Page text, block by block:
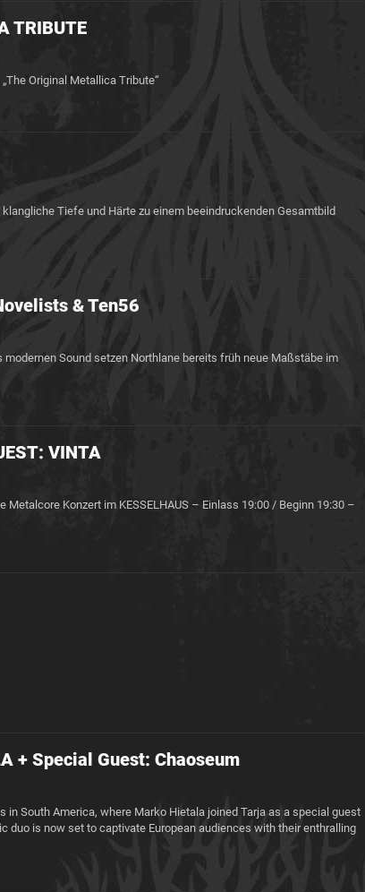
TRIBUTE
Original Metallica Tribute“
Tiefe und Härte zu einem beeindruckenden Gesamtbild
& Ten56
Sound setzen Northlane bereits früh neue Maßstäbe im
VINTA
Metalcore Konzert im KESSELHAUS – Einlass 19:00 / Beginn 19:30 –
+ Special Guest: Chaoseum
South America, where Marko Hietala joined Tarja as a special guest
duo is now set to captivate European audiences with their enthralling